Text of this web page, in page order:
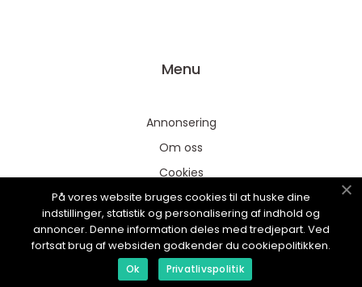
Menu
Annonsering
Om oss
Cookies
Kontakta oss
Sitemap
På vores website bruges cookies til at huske dine
indstillinger, statistik og personalisering af indhold og
annoncer. Denne information deles med tredjepart. Ved
fortsat brug af websiden godkender du cookiepolitikken.
Ok Privatlivspolitik